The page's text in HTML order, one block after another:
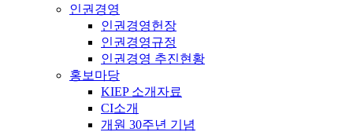
인권경영
인권경영헌장
인권경영규정
인권경영 추진현황
홍보마당
KIEP 소개자료
CI소개
개원 30주년 기념